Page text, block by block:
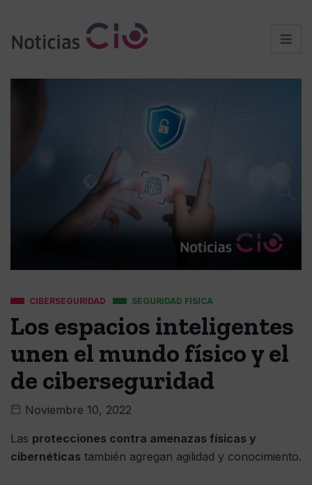
CIBERSEGURIDAD SEGURIDAD FÍSICA
Los espacios inteligentes
unen el mundo físico y el
de ciberseguridad
Noviembre 10, 2022
Las protecciones contra amenazas físicas y
cibernéticas también agregan agilidad y conocimiento.